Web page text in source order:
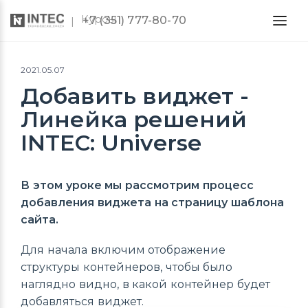
Курсы
+7 (351) 777-80-70
2021.05.07
Добавить виджет -
Линейка решений
INTEC: Universe
В этом уроке мы рассмотрим процесс
добавления виджета на страницу шаблона
сайта.
Для начала включим отображение
структуры контейнеров, чтобы было
наглядно видно, в какой контейнер будет
добавляться виджет.